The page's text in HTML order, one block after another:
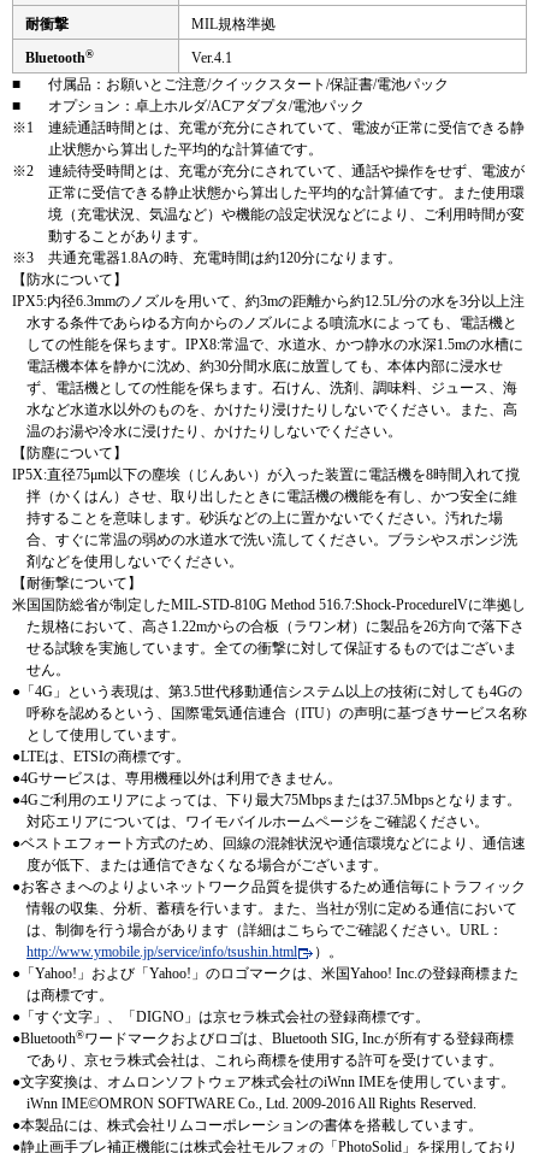
耐衝撃
MIL規格準拠
Bluetooth®
Ver.4.1
■
付属品：お願いとご注意/クイックスタート/保証書/電池パック
■
オプション：卓上ホルダ/ACアダプタ/電池パック
※1
連続通話時間とは、充電が充分にされていて、電波が正常に受信できる静
止状態から算出した平均的な計算値です。
※2
連続待受時間とは、充電が充分にされていて、通話や操作をせず、電波が
正常に受信できる静止状態から算出した平均的な計算値です。また使用環
境（充電状況、気温など）や機能の設定状況などにより、ご利用時間が変
動することがあります。
※3
共通充電器1.8Aの時、充電時間は約120分になります。
【防水について】
IPX5:内径6.3mmのノズルを用いて、約3mの距離から約12.5L/分の水を3分以上注
水する条件であらゆる方向からのノズルによる噴流水によっても、電話機と
しての性能を保ちます。IPX8:常温で、水道水、かつ静水の水深1.5mの水槽に
電話機本体を静かに沈め、約30分間水底に放置しても、本体内部に浸水せ
ず、電話機としての性能を保ちます。石けん、洗剤、調味料、ジュース、海
水など水道水以外のものを、かけたり浸けたりしないでください。また、高
温のお湯や冷水に浸けたり、かけたりしないでください。
【防塵について】
IP5X:直径75μm以下の塵埃（じんあい）が入った装置に電話機を8時間入れて撹
拌（かくはん）させ、取り出したときに電話機の機能を有し、かつ安全に維
持することを意味します。砂浜などの上に置かないでください。汚れた場
合、すぐに常温の弱めの水道水で洗い流してください。ブラシやスポンジ洗
剤などを使用しないでください。
【耐衝撃について】
米国国防総省が制定したMIL-STD-810G Method 516.7:Shock-ProcedurelVに準拠し
た規格において、高さ1.22mからの合板（ラワン材）に製品を26方向で落下さ
せる試験を実施しています。全ての衝撃に対して保証するものではございま
せん。
● 「4G」という表現は、第3.5世代移動通信システム以上の技術に対しても4Gの
呼称を認めるという、国際電気通信連合（ITU）の声明に基づきサービス名称
として使用しています。
●LTEは、ETSIの商標です。
●4Gサービスは、専用機種以外は利用できません。
●4Gご利用のエリアによっては、下り最大75Mbpsまたは37.5Mbpsとなります。
対応エリアについては、ワイモバイルホームページをご確認ください。
●ベストエフォート方式のため、回線の混雑状況や通信環境などにより、通信速
度が低下、または通信できなくなる場合がございます。
●お客さまへのよりよいネットワーク品質を提供するため通信毎にトラフィック
情報の収集、分析、蓄積を行います。また、当社が別に定める通信において
は、制御を行う場合があります（詳細はこちらでご確認ください。URL：
http://www.ymobile.jp/service/info/tsushin.html
）。
● 「Yahoo!」および「Yahoo!」のロゴマークは、米国Yahoo! Inc.の登録商標また
は商標です。
● 「すぐ文字」、「DIGNO」は京セラ株式会社の登録商標です。
●Bluetooth®ワードマークおよびロゴは、Bluetooth SIG, Inc.が所有する登録商標
であり、京セラ株式会社は、これら商標を使用する許可を受けています。
●文字変換は、オムロンソフトウェア株式会社のiWnn IMEを使用しています。
iWnn IME©OMRON SOFTWARE Co., Ltd. 2009-2016 All Rights Reserved.
●本製品には、株式会社リムコーポレーションの書体を搭載しています。
●静止画手ブレ補正機能には株式会社モルフォの「PhotoSolid」を採用しており